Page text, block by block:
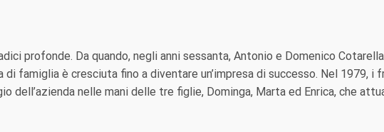
profonde. Da quando, negli anni sessanta, Antonio e Domenico
famiglia è cresciuta fino a diventare un’impresa di successo. Nel 1979, i
dell’azienda nelle mani delle tre figlie, Dominga, Marta ed Enrica, che